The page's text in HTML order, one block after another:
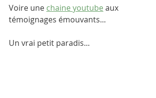
Voire une chaine youtube aux
témoignages émouvants...
Un vrai petit paradis...